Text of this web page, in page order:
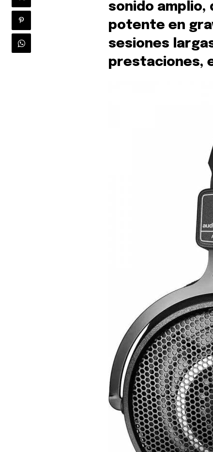
Únete a
comunidad de
suscriptores
sonido
potente en
sesiones
prestaciones,